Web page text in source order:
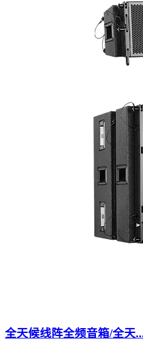
全天候线阵全频音箱/全天